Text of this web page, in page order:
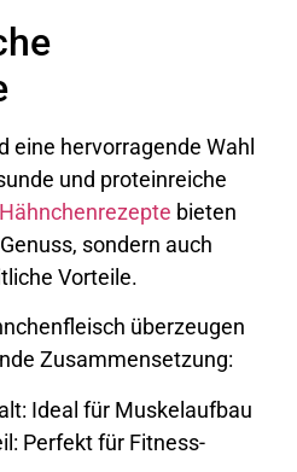
eine hervorragende Wahl
und proteinreiche
Hähnchenrezepte bieten
sondern auch
Vorteile.
überzeugen
Zusammensetzung:
Ideal für Muskelaufbau
Perfekt für Fitness-